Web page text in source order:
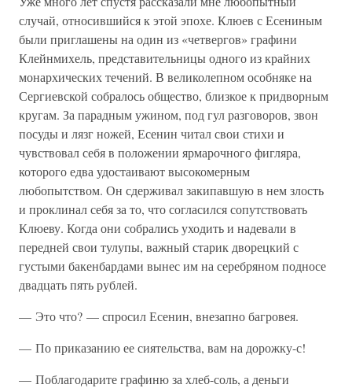
случай, относившийся к этой эпохе. Клюев с Есениным
были приглашены на один из «четвергов» графини
Клейнмихель, представительницы одного из крайних
монархических течений. В великолепном особняке на
Сергиевской собралось общество, близкое к придворным
кругам. За парадным ужином, под гул разговоров, звон
посуды и лязг ножей, Есенин читал свои стихи и
чувствовал себя в положении ярмарочного фигляра,
которого едва удостаивают высокомерным
любопытством. Он сдерживал закипавшую в нем злость
и проклинал себя за то, что согласился сопутствовать
Клюеву. Когда они собрались уходить и надевали в
передней свои тулупы, важный старик дворецкий с
густыми бакенбардами вынес им на серебряном подносе
двадцать пять рублей.
— Это что? — спросил Есенин, внезапно багровея.
— По приказанию ее сиятельства, вам на дорожку-с!
— Поблагодарите графиню за хлеб-соль, а деньги